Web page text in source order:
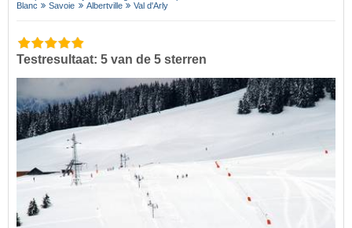
Blanc
Savoie Albertville Val d'Arly
Testresultaat: 5 van de 5 sterren